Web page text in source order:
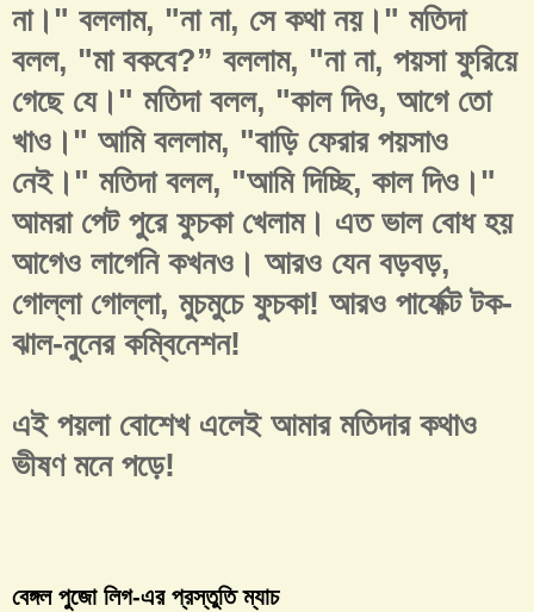
না।" বললাম, "না না, সে কথা নয়।" মতিদা
বলল, "মা বকবে?” বললাম, "না না, পয়সা ফুরিয়ে
গেছে যে।" মতিদা বলল, "কাল দিও, আগে তো
খাও।" আমি বললাম, "বাড়ি ফেরার পয়সাও
নেই।" মতিদা বলল, "আমি দিচ্ছি, কাল দিও।"
আমরা পেট পুরে ফুচকা খেলাম। এত ভাল বোধ হয়
আগেও লাগেনি কখনও। আরও যেন বড়বড়,
গোল্লা গোল্লা, মুচমুচে ফুচকা! আরও পার্ফেক্ট টক-
ঝাল-নুনের কম্বিনেশন!
এই পয়লা বোশেখ এলেই আমার মতিদার কথাও
ভীষণ মনে পড়ে!
বেঙ্গল পুজো লিগ-এর প্রস্তুতি ম্যাচ